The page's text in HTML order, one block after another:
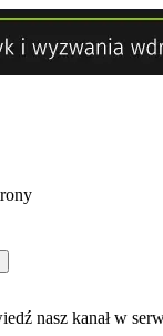
się w nowej karcie
otwiera się w nowej karcie
nasz kanał w